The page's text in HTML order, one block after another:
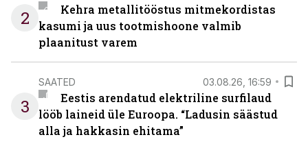
2
Kehra metallitööstus mitmekordistas
kasumi ja uus tootmishoone valmib
plaanitust varem
3
SAATED 03.08.26, 16:59
Eestis arendatud elektriline surfilaud
lööb laineid üle Euroopa. “Ladusin säästud
alla ja hakkasin ehitama”